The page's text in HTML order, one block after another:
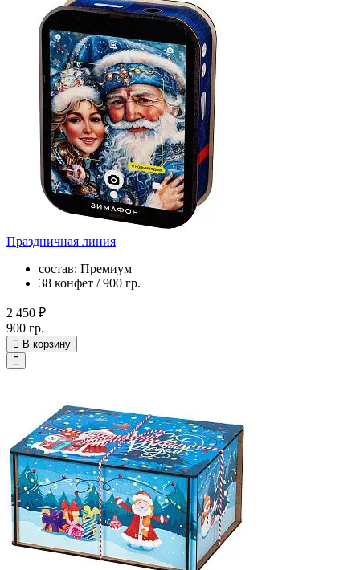
Праздничная линия
состав: Премиум
38 конфет / 900 гр.
2 450 ₽
900 гр.
В корзину